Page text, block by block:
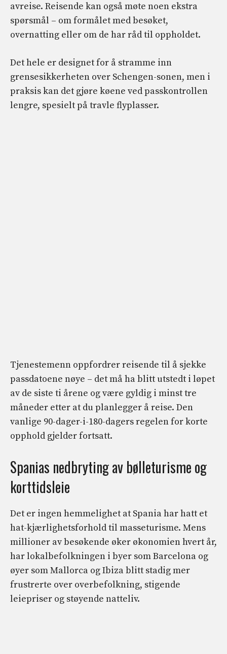
avreise. Reisende kan også møte noen ekstra
spørsmål – om formålet med besøket,
overnatting eller om de har råd til oppholdet.
Det hele er designet for å stramme inn
grensesikkerheten over Schengen-sonen, men i
praksis kan det gjøre køene ved passkontrollen
lengre, spesielt på travle flyplasser.
Tjenestemenn oppfordrer reisende til å sjekke
passdatoene nøye – det må ha blitt utstedt i løpet
av de siste ti årene og være gyldig i minst tre
måneder etter at du planlegger å reise. Den
vanlige 90-dager-i-180-dagers regelen for korte
opphold gjelder fortsatt.
Spanias nedbryting av bølleturisme og
korttidsleie
Det er ingen hemmelighet at Spania har hatt et
hat-kjærlighetsforhold til masseturisme. Mens
millioner av besøkende øker økonomien hvert år,
har lokalbefolkningen i byer som Barcelona og
øyer som Mallorca og Ibiza blitt stadig mer
frustrerte over overbefolkning, stigende
leiepriser og støyende natteliv.